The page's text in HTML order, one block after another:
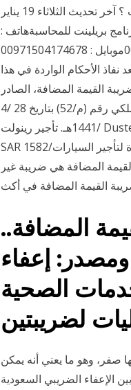
تفرض ضريبة جديدة على العقارات وتعفيها من القيمة المضافة وهذا ما سيحدث ؟ آخر تحديث الثلاثاء 19 يناير
بريلينت للمحاسبةهاتف :
0097126411102موبايل : 00971504174678www.erpbrilliant.com أصدر خادم الحرمين الشريفين الملك
نفاذ الأحكام الواردة في هذا
القيمة المضافة، الصادر
بالمرسوم الملكي رقم (م/113) بتاريخ 2 /11 /1438هـ المعدل بالمرسوم الملكي رقم (م/52) بتاريخ 28 /4
/1441هـ. تأجير رينولت Duster 2018 في الشارقة, الإمارات العربية المتحدة إلى عن على SAR 97/يوم or
SAR 1582/شهر بواسطة السيارة لتأجير السيارات, Sharjah Airport, Abushagara. الأسئلة الشائعة ·
القيمة المضافة هي ضريبة غير
القيمة المضافة في أكث
المضافة..
يتراوح بين10– 15%.. ومصدر: إعفاء
الصحية
لضريبتين
صفر، وهو ما يعني أنه يمكن
الإعفاء الضريبي السعودية